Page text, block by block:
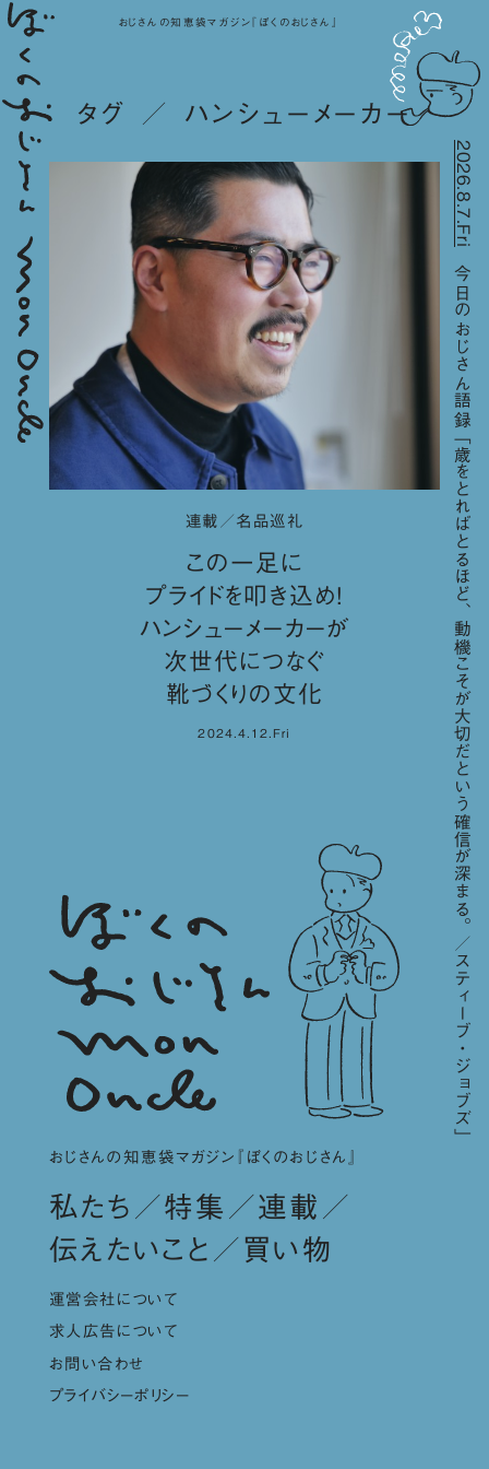
おじさんの知恵袋マガジン『ぼくのおじさん』
2026.8.7.Fri
今日のおじさん語録
「歳をとればとるほど、動機こそが大切だという確信が深まる。／スティーブ・ジョブズ」
タグ ／ ハンシューメーカー
連載／名品巡礼
この一足に
プライドを叩き込め！
ハンシューメーカーが
次世代につなぐ
靴づくりの文化
2024.4.12.Fri
おじさんの知恵袋マガジン『ぼくのおじさん』
私たち 特集
連載
伝えたいこと
買い物
運営会社について
求人広告について
お問い合わせ
プライバシーポリシー